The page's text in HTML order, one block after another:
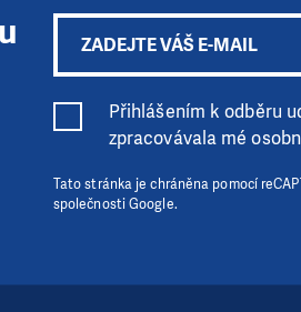
Přihlášením k odběru
zpracovávala mé
Tato stránka je chráněna pomocí
společnosti Google.